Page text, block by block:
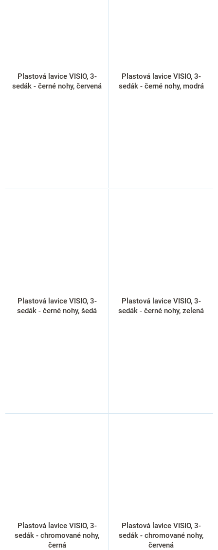
Plastová lavice VISIO, 3-
sedák - černé nohy, červená
Plastová lavice VISIO, 3-
sedák - černé nohy, modrá
Plastová lavice VISIO, 3-
sedák - černé nohy, šedá
Plastová lavice VISIO, 3-
sedák - černé nohy, zelená
Plastová lavice VISIO, 3-
sedák - chromované nohy,
černá
Plastová lavice VISIO, 3-
sedák - chromované nohy,
červená